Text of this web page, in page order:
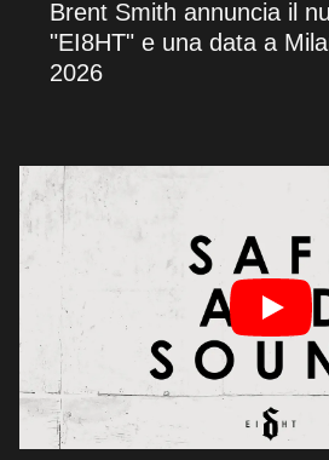
Brent Smith annuncia il
"EI8HT" e una data a
2026